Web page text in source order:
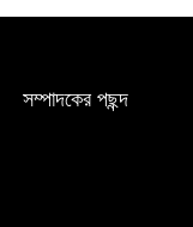
সম্পাদকের পছন্দ